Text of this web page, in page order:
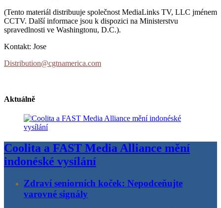
(Tento materiál distribuuje společnost MediaLinks TV, LLC jménem
CCTV. Další informace jsou k dispozici na Ministerstvu
spravedlnosti ve Washingtonu, D.C.).
Kontakt: Jose
Distribution@cgtnamerica.com
Aktuálně
Coolita a FAST Media Alliance mění
indonéské vysílání
Zdraví seniorních koček: Nepodceňujte
varovné signály